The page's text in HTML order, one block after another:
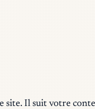
Il suit votre